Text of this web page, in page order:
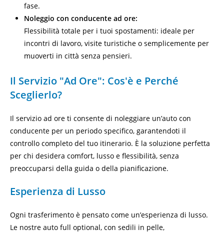
fase.
Noleggio con conducente ad ore:
Flessibilità totale per i tuoi spostamenti: ideale per
incontri di lavoro, visite turistiche o semplicemente per
muoverti in città senza pensieri.
Il Servizio "Ad Ore": Cos'è e Perché
Sceglierlo?
Il servizio ad ore ti consente di noleggiare un’auto con
conducente per un periodo specifico, garantendoti il
controllo completo del tuo itinerario. È la soluzione perfetta
per chi desidera comfort, lusso e flessibilità, senza
preoccuparsi della guida o della pianificazione.
Esperienza di Lusso
Ogni trasferimento è pensato come un’esperienza di lusso.
Le nostre auto full optional, con sedili in pelle,